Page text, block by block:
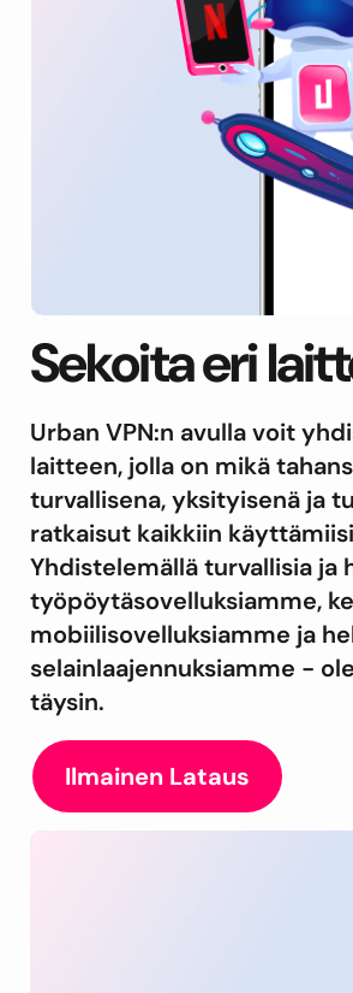
Sekoita eri
Urban VPN:n avulla voit
laitteen, jolla on mikä
turvallisena, yksityisenä ja
ratkaisut kaikkiin
Yhdistelemällä turvallisia ja
työpöytäsovelluksiamme,
mobiilisovelluksiamme ja
selainlaajennuksiamme -
täysin.
Ilmainen Lataus